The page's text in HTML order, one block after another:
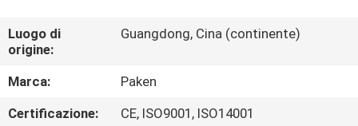
GIRO
DELLA
FABBRICA
Luogo di
origine:
Guangdong, Cina (continente)
Marca:
Paken
Certificazione:
CE, ISO9001, ISO14001